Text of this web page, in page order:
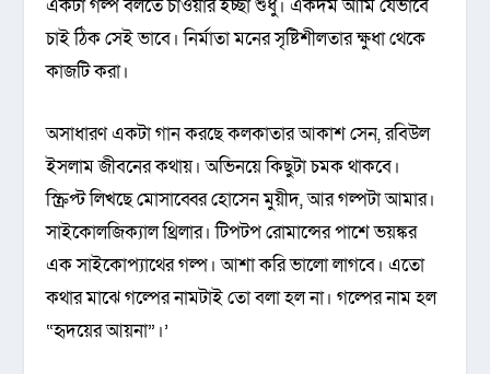
একটা গল্প বলতে চাওয়ার ইচ্ছা শুধু। একদম আমি যেভাবে
চাই ঠিক সেই ভাবে। নির্মাতা মনের সৃষ্টিশীলতার ক্ষুধা থেকে
কাজটি করা।
অসাধারণ একটা গান করছে কলকাতার আকাশ সেন, রবিউল
ইসলাম জীবনের কথায়। অভিনয়ে কিছুটা চমক থাকবে।
স্ক্রিপ্ট লিখছে মোসাব্বের হোসেন মুয়ীদ, আর গল্পটা আমার।
সাইকোলজিক্যাল থ্রিলার। টিপটপ রোমান্সের পাশে ভয়ঙ্কর
এক সাইকোপ্যাথের গল্প। আশা করি ভালো লাগবে। এতো
কথার মাঝে গল্পের নামটাই তো বলা হল না। গল্পের নাম হল
“হৃদয়ের আয়না”।’